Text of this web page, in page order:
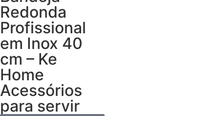
Redonda
Profissional
em Inox 40
cm – Ke
Home
Acessórios
para servir